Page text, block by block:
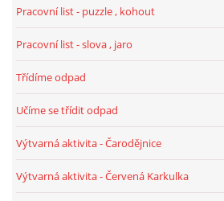
SVATÁ KATEŘINA 25.LISTOPADU
MIKULÁŠ, ČERTI
Pracovní list - puzzle , kohout
Pracovní list - slova , jaro
Třídíme odpad
Učíme se třídit odpad
Výtvarná aktivita - Čarodějnice
Výtvarná aktivita - Červená Karkulka